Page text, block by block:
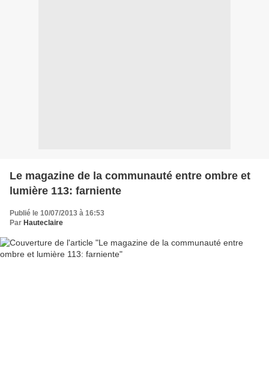
Le magazine de la communauté entre ombre et
lumière 113: farniente
Publié le 10/07/2013 à 16:53
Par Hauteclaire